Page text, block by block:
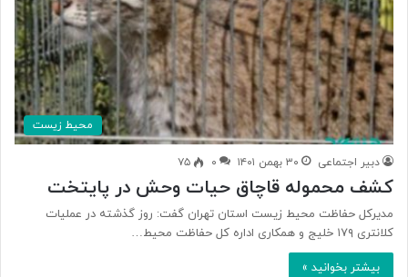
محیط زیست
دبیر اجتماعی ۳۰ بهمن ۱۴۰۱ ۰ ۷۵
کشف محموله قاچاق حیات وحش در پایتخت
مدیرکل حفاظت محیط زیست استان تهران گفت: روز گذشته در عملیات
کلانتری ۱۷۹ خلیج و همکاری اداره کل حفاظت محیط…
بیشتر بخوانید »